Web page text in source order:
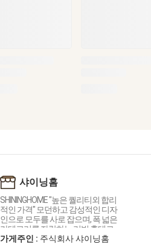
샤이닝홈
SHININGHOME "높은 퀄리티외 합리
적인 가격" 모던하고 감성적인 디자
인으로 모두를 사로 잡으며, 폭 넓은
카테고리를 자랑하는 리빙 홈데코
인테리어 샤이닝홈입니다.
가게주인 : 주식회사 샤이닝홈